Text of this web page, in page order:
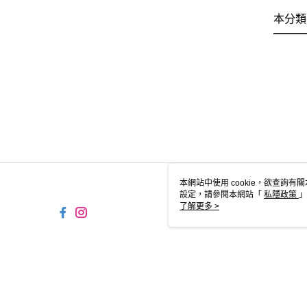
本分
本網站中使用 cookie，欲查詢有
設定，請參閱本網站「 私隱政策
用 cookie。
了解更多 >